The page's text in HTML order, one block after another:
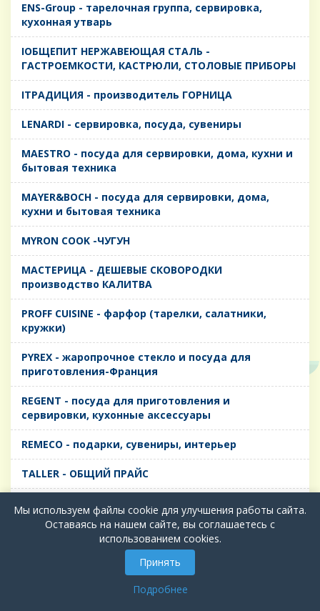
ENS-Group - тарелочная группа, сервировка,
кухонная утварь
IОБЩЕПИТ НЕРЖАВЕЮЩАЯ СТАЛЬ -
ГАСТРОЕМКОСТИ, КАСТРЮЛИ, СТОЛОВЫЕ ПРИБОРЫ
IТРАДИЦИЯ - производитель ГОРНИЦА
LENARDI - сервировка, посуда, сувениры
MAESTRO - посуда для сервировки, дома, кухни и
бытовая техника
MAYER&BOCH - посуда для сервировки, дома,
кухни и бытовая техника
MYRON COOK -ЧУГУН
MАСТЕРИЦА - ДЕШЕВЫЕ СКОВОРОДКИ
производство КАЛИТВА
PROFF CUISINE - фарфор (тарелки, салатники,
кружки)
PYREX - жаропрочное стекло и посуда для
приготовления-Франция
REGENT - посуда для приготовления и
сервировки, кухонные аксессуары
REMECO - подарки, сувениры, интерьер
TALLER - ОБЩИЙ ПРАЙС
TIMA - посуда для приготовления и сервировки,
кухонные аксессуары
БИОСТАЛЬ - ТЕРМОСА
Мы используем файлы cookie для улучшения работы сайта.
Оставаясь на нашем сайте, вы соглашаетесь с
использованием cookies.
Принять
Подробнее